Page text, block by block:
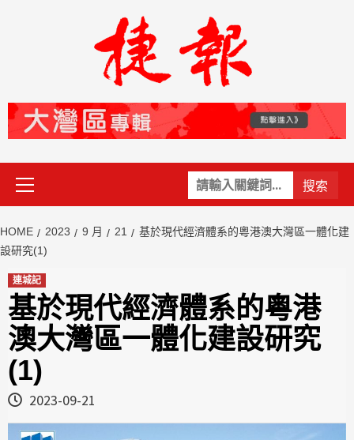
關
鍵
Primary
Menu
HOME 2023 9 月 21
基於現代經濟體系的粵港澳大灣區一體化建
設研究(1)
連城記
基於現代經濟體系的粵港
澳大灣區一體化建設研究
(1)
2023-09-21